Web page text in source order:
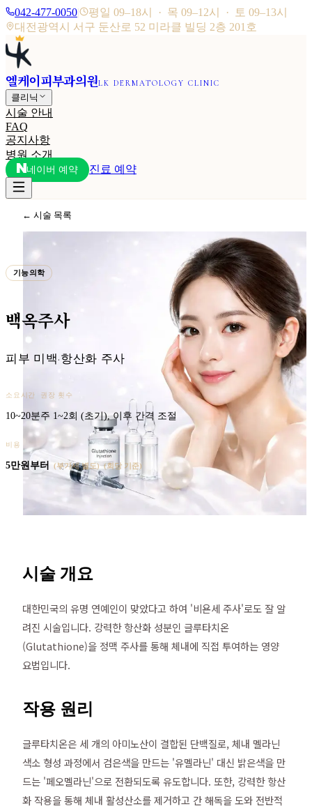
042-477-0050|
평일 09–18시 · 목 09–12시 · 토 09–13시
대전광역시 서구 둔산로 52 미라클 빌딩 2층 201호
엘케이피부과의원LK DERMATOLOGY CLINIC
클리닉
시술 안내
FAQ
공지사항
병원 소개
네이버 예약 진료 예약
← 시술 목록
기능의학
백옥주사
피부 미백·항산화 주사
소요시간
10~20분
권장 횟수
주 1~2회 (초기), 이후 간격 조절
비용
5만원 부터 (부가세 별도) (회당 기준)
시술 개요
대한민국의 유명 연예인이 맞았다고 하여 '비욘세 주사'로도 잘 알
려진 시술입니다. 강력한 항산화 성분인 글루타치온
(Glutathione)을 정맥 주사를 통해 체내에 직접 투여하는 영양
요법입니다.
작용 원리
글루타치온은 세 개의 아미노산이 결합된 단백질로, 체내 멜라닌
색소 형성 과정에서 검은색을 만드는 '유멜라닌' 대신 밝은색을 만
드는 '페오멜라닌'으로 전환되도록 유도합니다. 또한, 강력한 항산
화 작용을 통해 체내 활성산소를 제거하고 간 해독을 도와 전반적